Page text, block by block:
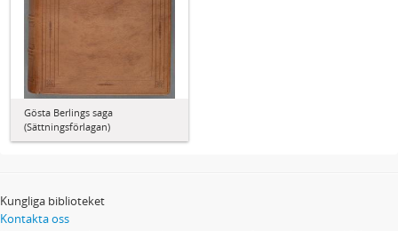
Gösta Berlings saga
(Sättningsförlagan)
Kungliga biblioteket
Kontakta oss